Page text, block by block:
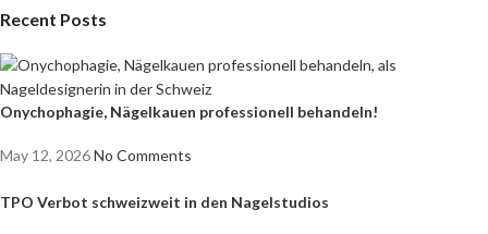
Recent Posts
Onychophagie, Nägelkauen professionell behandeln!
May 12, 2026No Comments
TPO Verbot schweizweit in den Nagelstudios